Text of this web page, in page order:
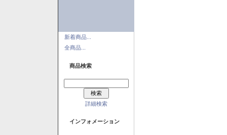
新着商品...
全商品...
商品検索
詳細検索
インフォメーション